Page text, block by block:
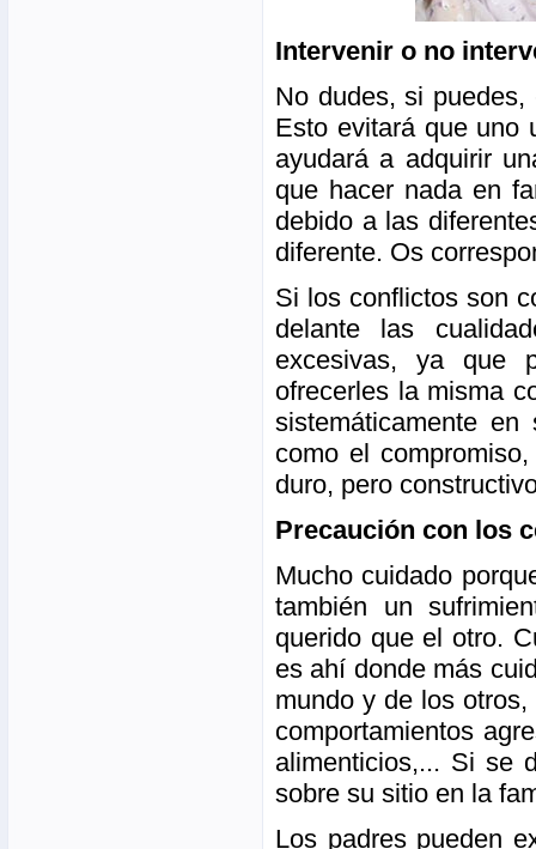
Intervenir o no
No dudes, si
Esto evitará que uno
ayudará a adquirir
que hacer nada en
debido a las
diferente. Os
Si los conflictos son
delante las
excesivas, ya que
ofrecerles la misma
sistemáticamente
como el
duro, pero
Precaución con los
Mucho cuidado
también un
querido que el otro.
es ahí donde más
mundo y de los
comportamientos
alimenticios,... Si se
sobre su sitio en la
Los padres pueden